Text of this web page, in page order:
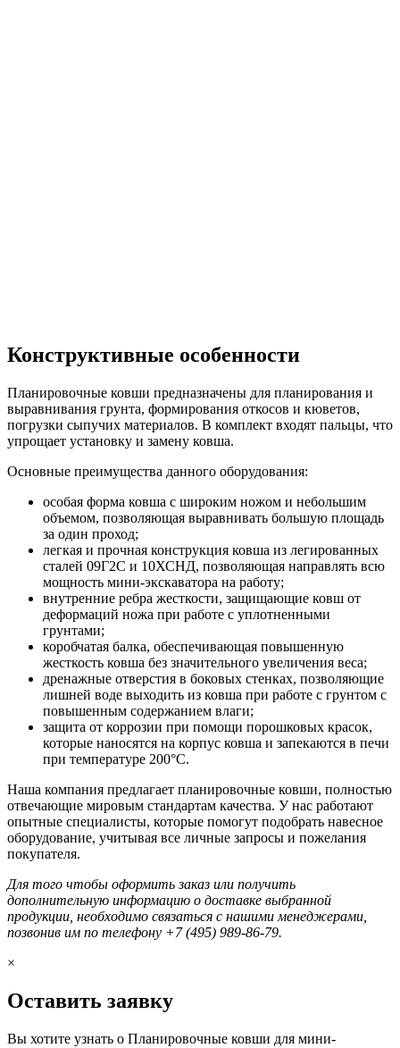
Конструктивные особенности
Планировочные ковши предназначены для планирования и
выравнивания грунта, формирования откосов и кюветов,
погрузки сыпучих материалов. В комплект входят пальцы, что
упрощает установку и замену ковша.
Основные преимущества данного оборудования:
особая форма ковша с широким ножом и небольшим
объемом, позволяющая выравнивать большую площадь
за один проход;
легкая и прочная конструкция ковша из легированных
сталей 09Г2С и 10ХСНД, позволяющая направлять всю
мощность мини-экскаватора на работу;
внутренние ребра жесткости, защищающие ковш от
деформаций ножа при работе с уплотненными
грунтами;
коробчатая балка, обеспечивающая повышенную
жесткость ковша без значительного увеличения веса;
дренажные отверстия в боковых стенках, позволяющие
лишней воде выходить из ковша при работе с грунтом с
повышенным содержанием влаги;
защита от коррозии при помощи порошковых красок,
которые наносятся на корпус ковша и запекаются в печи
при температуре 200°C.
Наша компания предлагает планировочные ковши, полностью
отвечающие мировым стандартам качества. У нас работают
опытные специалисты, которые помогут подобрать навесное
оборудование, учитывая все личные запросы и пожелания
покупателя.
Для того чтобы оформить заказ или получить
дополнительную информацию о доставке выбранной
продукции, необходимо связаться с нашими менеджерами,
позвонив им по телефону +7 (495) 989-86-79.
×
Оставить заявку
Вы хотите узнать о Планировочные ковши для мини-